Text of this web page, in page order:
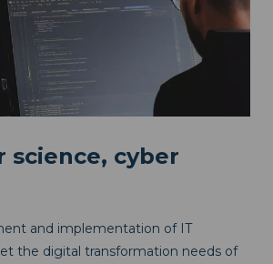
science, cyber
and implementation of IT
the digital transformation needs of